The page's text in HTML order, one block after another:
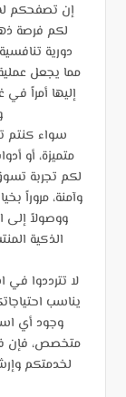
إن تصفحكم
لكم فرصة
دورية
مما يجعل
إليها أمراً في
سواء كنتم
متميزة، أو
لكم تجربة
وآمنة، مروراً
ووصولاً إلى
لا تترددوا في
يناسب
وجود أي
متخصص، فإن
لخدمتكم